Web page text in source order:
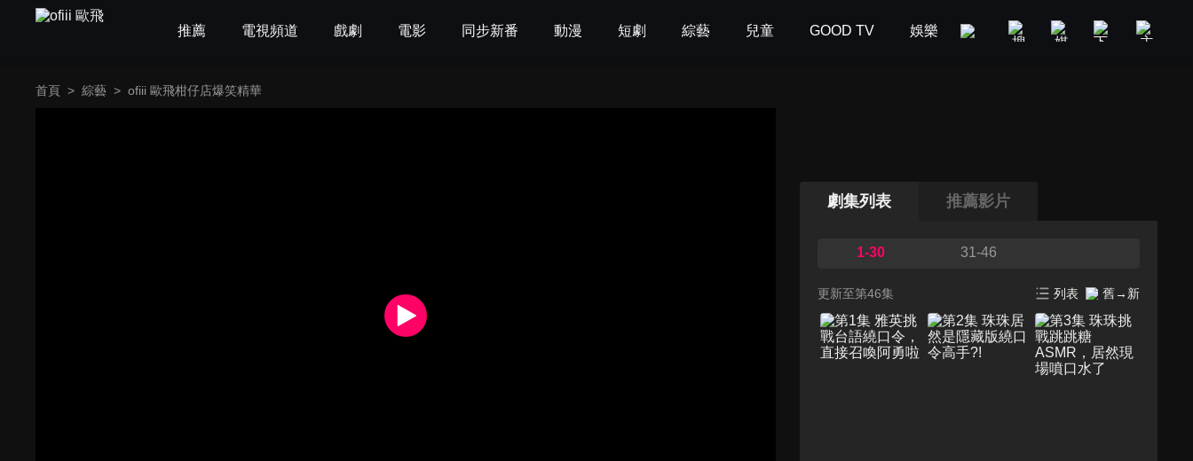
推薦 電視頻道 戲劇 電影 同步新番 動漫 短劇 綜藝 兒童 GOOD TV 娛樂 美食旅遊 新聞政論
首頁 > 綜藝 > ofiii 歐飛柑仔店爆笑精華
劇集列表 推薦影片
1-30 31-46
更新至第46集 列表 舊→新